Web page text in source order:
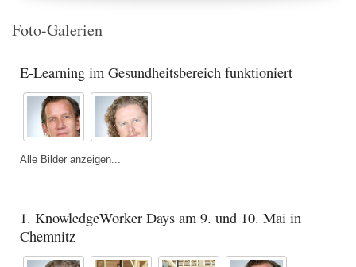
Foto-Galerien
E-Learning im Gesundheitsbereich funktioniert
Alle Bilder anzeigen...
1. KnowledgeWorker Days am 9. und 10. Mai in
Chemnitz